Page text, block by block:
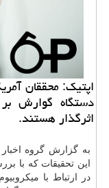
اپتیك: محققان
دستگاه گوارش
اثرگذار هستند.
به گزارش گروه اخبار
در ارتباط با